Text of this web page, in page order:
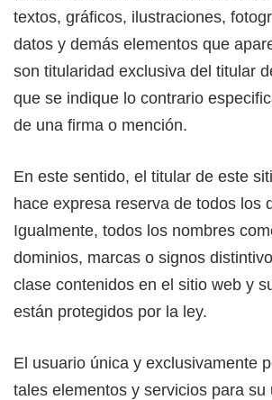
textos, gráficos, ilustraciones,
datos y demás elementos que
son titularidad exclusiva del titular
que se indique lo contrario
de una firma o mención.
En este sentido, el titular de este
hace expresa reserva de todos los
Igualmente, todos los nombres
dominios, marcas o signos
clase contenidos en el sitio web y
están protegidos por la ley.
El usuario única y exclusivamente
tales elementos y servicios para su